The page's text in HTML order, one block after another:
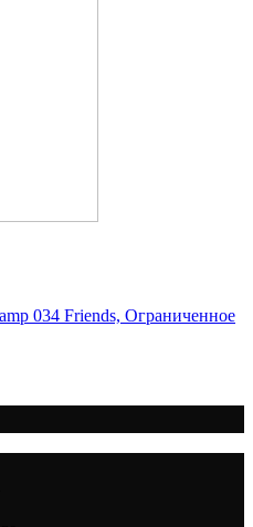
034 Friends, Ограниченное